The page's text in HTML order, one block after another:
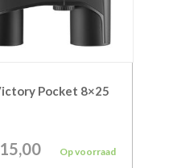
Pocket 8×25
Op voorraad